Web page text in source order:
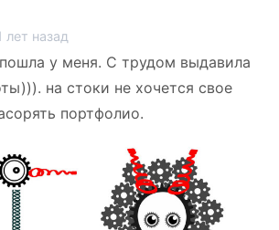
лет назад
у меня. С трудом выдавила
на стоки не хочется свое
портфолио.